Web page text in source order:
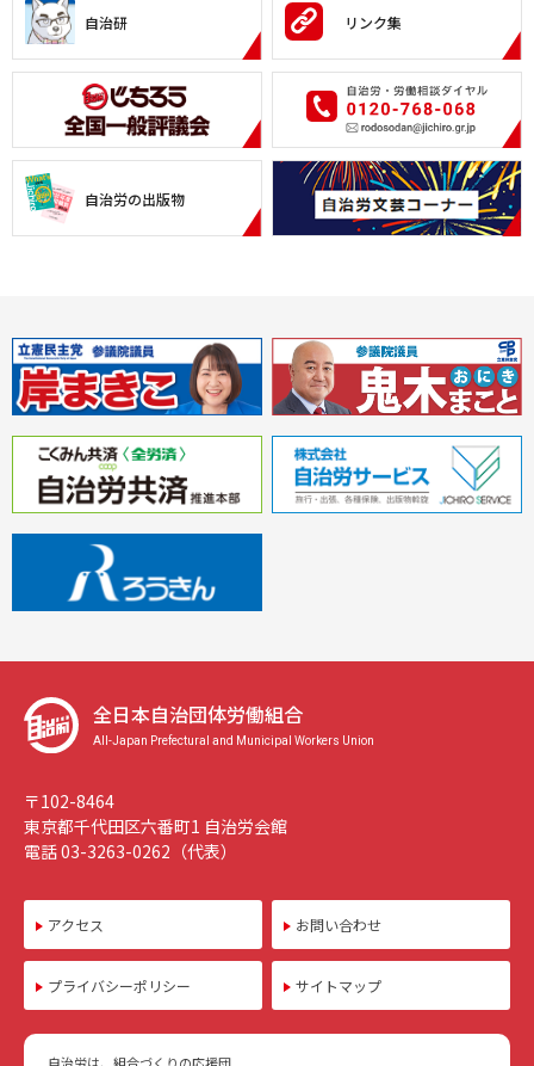
自治研 リンク集
自治労の出版物
全日本自治団体労働組合
All-Japan Prefectural and Municipal Workers Union
〒102-8464
東京都千代田区六番町1 自治労会館
電話 03-3263-0262（代表）
アクセス お問い合わせ
プライバシーポリシー サイトマップ
自治労は、組合づくりの応援団